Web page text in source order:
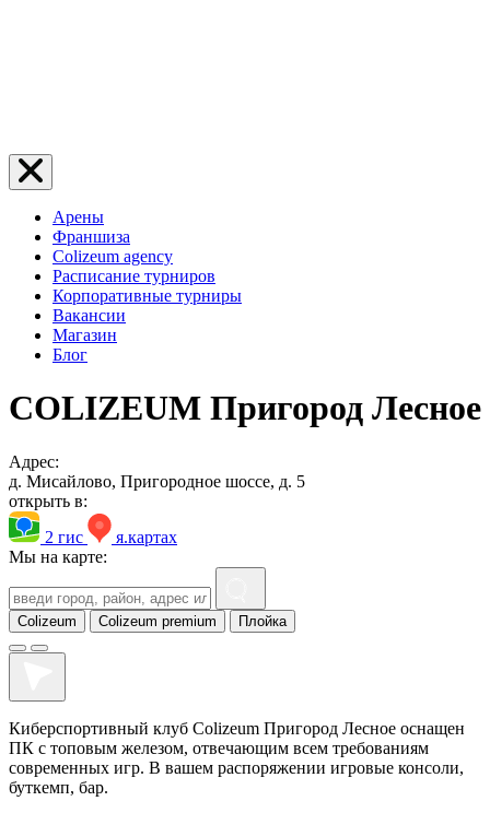
Арены
Франшиза
Colizeum agency
Расписание турниров
Корпоративные турниры
Вакансии
Магазин
Блог
COLIZEUM Пригород Лесное
Адрес:
д. Мисайлово, Пригородное шоссе, д. 5
открыть в:
2 гис
я.картах
Мы на карте:
Colizeum Colizeum premium Плойка
Киберспортивный клуб Colizeum Пригород Лесное оснащен
ПК с топовым железом, отвечающим всем требованиям
современных игр. В вашем распоряжении игровые консоли,
буткемп, бар.